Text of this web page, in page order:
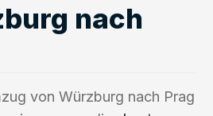
nach
von Würzburg nach Prag